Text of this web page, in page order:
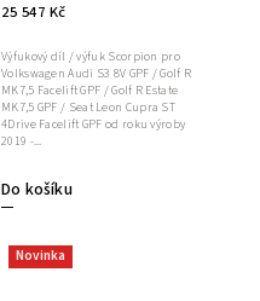
25 547 Kč
Do košíku
Výfukový díl / výfuk Scorpion pro
Volkswagen Audi S3 8V GPF / Golf R
MK7,5 Facelift GPF / Golf R Estate
MK7,5 GPF / Seat Leon Cupra ST
4Drive Facelift GPF od roku výroby
2019 -...
Novinka